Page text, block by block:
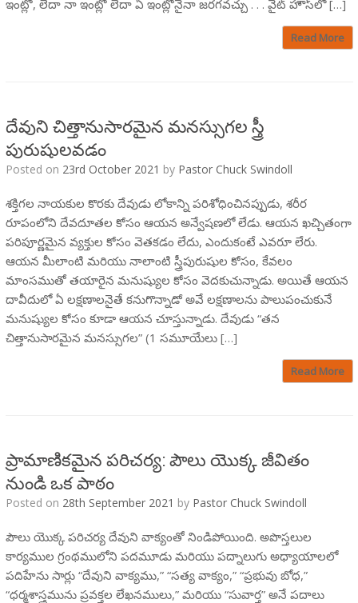
ఇంట్లో, లేదా నా ఇంట్లో లేదా ఏ ఇంట్లోనైనా జరగవచ్చు . . . వైట్ హౌస్‌లో […]
Read More
దేవుని చిత్తానుసారమైన మనస్సుగల స్త్రీ
పురుషులవడం
Posted on 23rd October 2021 by Pastor Chuck Swindoll
శక్తిగల నాయకుల కొరకు దేవుడు లోకాన్ని పరిశోధించినప్పుడు, శరీర
రూపంలోని దేవదూతల కోసం ఆయన అన్వేషణలో లేడు. ఆయన ఖచ్చితంగా
పరిపూర్ణమైన వ్యక్తుల కోసం వెతకడం లేదు, ఎందుకంటే ఎవరూ లేరు.
ఆయన మీలాంటి మరియు నాలాంటి స్త్రీపురుషుల కోసం, కేవలం
మాంసముతో తయారైన మనుష్యుల కోసం వెదకుచున్నాడు. అయితే ఆయన
దావీదులో ఏ లక్షణాలనైతే కనుగొన్నాడో అవే లక్షణాలను పాలుపంచుకునే
మనుష్యుల కోసం కూడా ఆయన చూస్తున్నాడు. దేవుడు “తన
చిత్తానుసారమైన మనస్సుగల” (1 సమూయేలు […]
Read More
ప్రామాణికమైన పరిచర్య: పౌలు యొక్క జీవితం
నుండి ఒక పాఠం
Posted on 28th September 2021 by Pastor Chuck Swindoll
పౌలు యొక్క పరిచర్య దేవుని వాక్యంతో నిండిపోయింది. అపొస్తలుల
కార్యముల గ్రంథములోని పదమూడు మరియు పద్నాలుగు అధ్యాయాలలో
పదిహేను సార్లు “దేవుని వాక్యము,” “సత్య వాక్యం,” “ప్రభువు బోధ,”
“ధర్మశాస్త్రమును ప్రవక్తల లేఖనములు,” మరియు “సువార్త” అనే పదాలు